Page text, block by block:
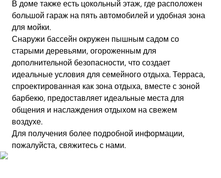
В доме также есть цокольный этаж, где расположен
большой гараж на пять автомобилей и удобная зона
для мойки.
Снаружи бассейн окружен пышным садом со
старыми деревьями, огороженным для
дополнительной безопасности, что создает
идеальные условия для семейного отдыха. Терраса,
спроектированная как зона отдыха, вместе с зоной
барбекю, предоставляет идеальные места для
общения и наслаждения отдыхом на свежем
воздухе.
Для получения более подробной информации,
пожалуйста, свяжитесь с нами.